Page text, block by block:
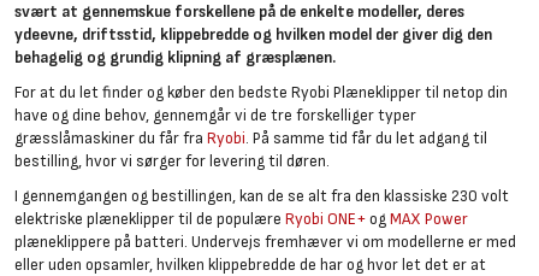
svært at gennemskue forskellene på de enkelte modeller, deres
ydeevne, driftsstid, klippebredde og hvilken model der giver dig den
behagelig og grundig klipning af græsplænen.
For at du let finder og køber den bedste Ryobi Plæneklipper til netop din
have og dine behov, gennemgår vi de tre forskelliger typer
græsslåmaskiner du får fra Ryobi. På samme tid får du let adgang til
bestilling, hvor vi sørger for levering til døren.
I gennemgangen og bestillingen, kan de se alt fra den klassiske 230 volt
elektriske plæneklipper til de populære Ryobi ONE+ogMAX Power
plæneklippere på batteri. Undervejs fremhæver vi om modellerne er med
eller uden opsamler, hvilken klippebredde de har og hvor let det er at